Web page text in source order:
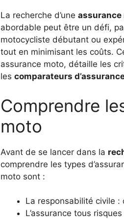
La recherche d’une assurance
abordable peut être un défi,
motocycliste débutant ou
tout en minimisant les coûts.
assurance moto, détaille les
les comparateurs
Comprendre
moto
Avant de se lancer dans la
comprendre les types
moto sont :
La responsabilité civile :
L’assurance tous